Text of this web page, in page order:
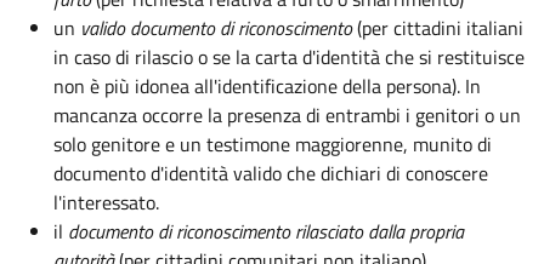
un valido documento di riconoscimento(per cittadini italiani
in caso di rilascio o se la carta d'identità che si restituisce
non è più idonea all'identificazione della persona). In
mancanza occorre la presenza di entrambi i genitori o un
solo genitore e un testimone maggiorenne, munito di
documento d'identità valido che dichiari di conoscere
l'interessato.
il documento di riconoscimento rilasciato dalla propria